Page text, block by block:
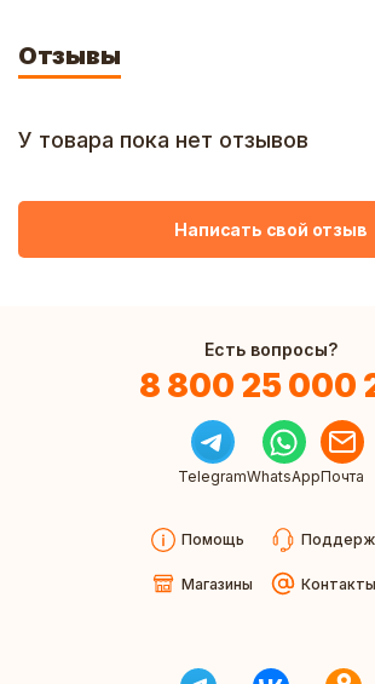
Отзывы
У товара пока нет отзывов
Написать свой отзыв
Есть вопросы?
8 800 25 000
TelegramWhatsAppПочта
Помощь
Магазины Контакты